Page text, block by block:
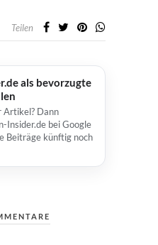
Teilen
als bevorzugte
Artikel? Dann
Insider.de bei Google
Beiträge künftig noch